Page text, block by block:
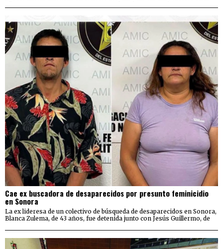
Cae ex buscadora de desaparecidos por presunto feminicidio
en Sonora
La ex lideresa de un colectivo de búsqueda de desaparecidos en Sonora,
Blanca Zulema, de 43 años, fue detenida junto con Jesús Guillermo, de